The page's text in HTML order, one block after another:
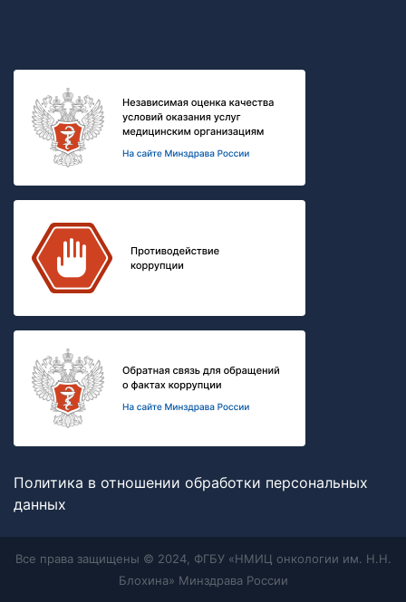
Политика в отношении обработки персональных
данных
Все права защищены © 2024, ФГБУ «НМИЦ онкологии им. Н.Н.
Блохина» Минздрава России